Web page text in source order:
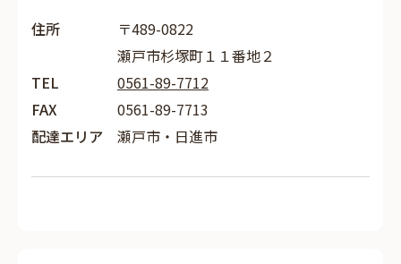
住所
〒489-0822
瀬戸市杉塚町１１番地２
TEL
0561-89-7712
FAX
0561-89-7713
配達エリア
瀬戸市・日進市